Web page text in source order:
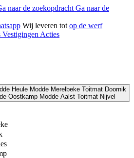
naar de zoekopdracht Ga naar de
Wij leveren tot op de werf
Vestigingen Acties
Heule Modde Merelbeke Toitmat Doornik
Oostkamp Modde Aalst Toitmat Nijvel